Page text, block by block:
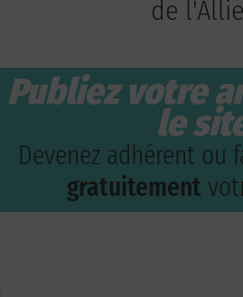
de
Publiez votre
le
Devenez adhérent ou
gratuitement